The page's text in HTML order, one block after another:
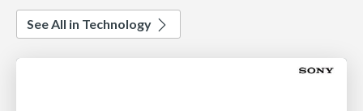
See All in Technology